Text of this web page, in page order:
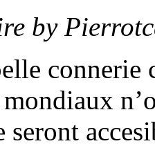
by
seront